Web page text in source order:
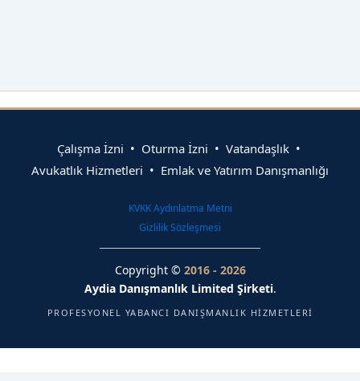
Çalışma İzni • Oturma İzni • Vatandaşlık •
Avukatlık Hizmetleri • Emlak ve Yatırım Danışmanlığı
KVKK Aydınlatma Metni
Gizlilik Sözleşmesi
Copyright © 2016 - 2026
Aydia Danışmanlık Limited Şirketi.
PROFESYONEL YABANCI DANIŞMANLIK HIZMETLERI